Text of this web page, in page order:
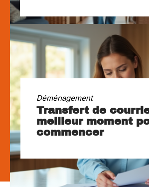
Déménagement
Transfert de
meilleur moment
commencer